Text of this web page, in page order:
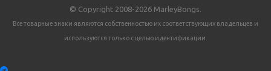
© Copyright 2008-2026 MarleyBongs.
Все товарные знаки являются собственностью их соответствующих владельцев и
используются только с целью идентификации.